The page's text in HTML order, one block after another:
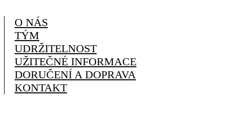
O NÁS
TÝM
UDRŽITELNOST
UŽITEČNÉ INFORMACE
DORUČENÍ A DOPRAVA
KONTAKT